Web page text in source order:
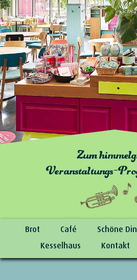
Zum
Veranstaltungs-
Brot Café Schöne
Kesselhaus
Kontakt